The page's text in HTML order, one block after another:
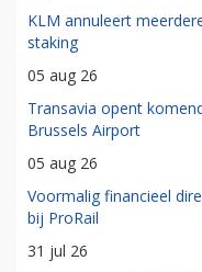
KLM annuleert
staking
05 aug 26
Transavia opent
Brussels Airport
05 aug 26
Voormalig financieel
bij ProRail
31 jul 26